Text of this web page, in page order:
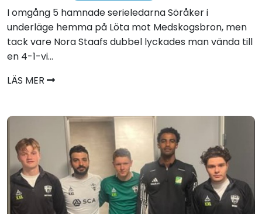
I omgång 5 hamnade serieledarna Söråker i
underläge hemma på Löta mot Medskogsbron, men
tack vare Nora Staafs dubbel lyckades man vända till
en 4-1-vi...
LÄS MER